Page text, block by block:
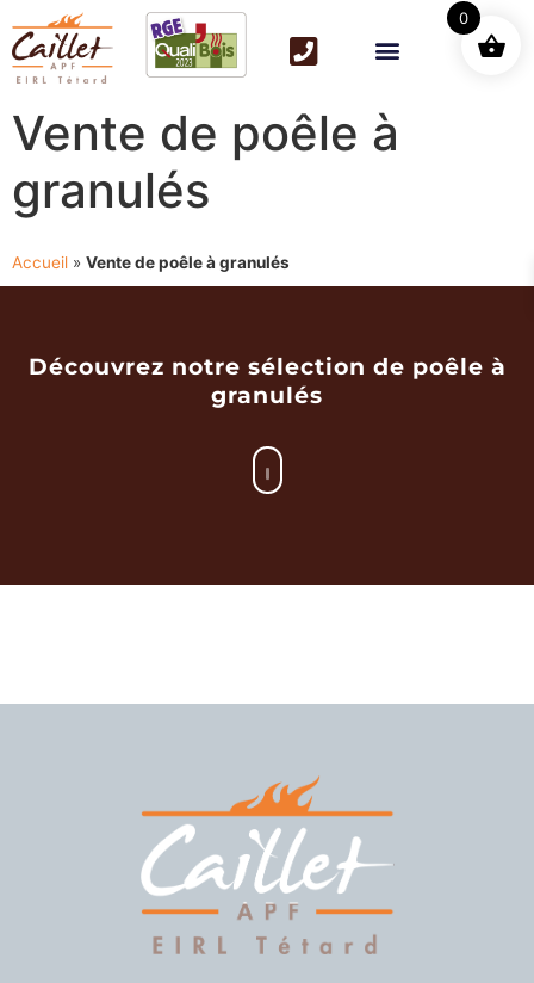
Vente de poêle à
granulés
Accueil » Vente de poêle à granulés
Découvrez notre sélection de poêle à
granulés
0